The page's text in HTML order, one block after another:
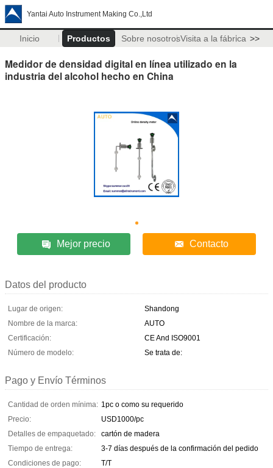
Yantai Auto Instrument Making Co.,Ltd
Inicio Productos Sobre nosotrosVisita a la fábrica >>
Medidor de densidad digital en línea utilizado en la
industria del alcohol hecho en China
Mejor precio Contacto
Datos del producto
Lugar de origen:
Shandong
Nombre de la marca:
AUTO
Certificación:
CE And ISO9001
Número de modelo:
Se trata de:
Pago y Envío Términos
Cantidad de orden mínima: 1pc o como su requerido
Precio:
USD1000/pc
Detalles de empaquetado:
cartón de madera
Tiempo de entrega:
3-7 días después de la confirmación del pedido
Condiciones de pago:
T/T